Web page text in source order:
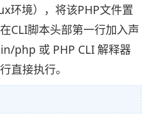
环境），将该PHP文件置
CLI脚本头部第一行加入声
php 或 PHP CLI 解释器
直接执行。